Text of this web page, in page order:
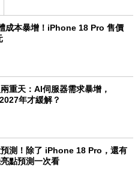
成本暴增！iPhone 18 Pro 售價
重天：AI伺服器需求暴增，
年才緩解？
測！除了 iPhone 18 Pro，還有
點預測一次看